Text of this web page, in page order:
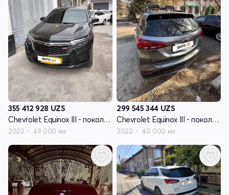
355 412 928 UZS
Chevrolet Equinox III - поколение рестайлинг
2023 49 000 км
299 545 344 UZS
Chevrolet Equinox III - поколение рестайлинг
2022 40 000 км